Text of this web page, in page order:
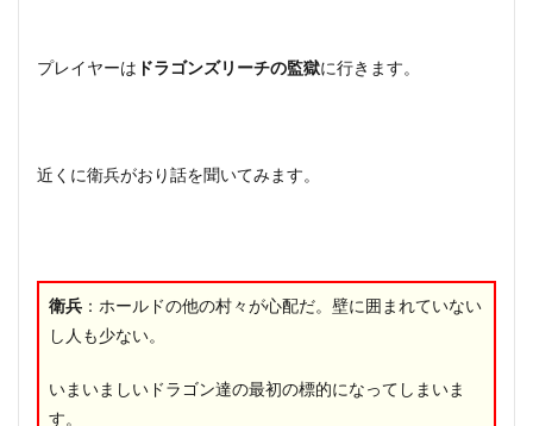
プレイヤーは ドラゴンズリーチの監獄に行きます。
近くに衛兵がおり話を聞いてみます。
衛兵 ：ホールドの他の村々が心配だ。壁に囲まれていない
し人も少ない。
いまいましいドラゴン達の最初の標的になってしまいま
す。